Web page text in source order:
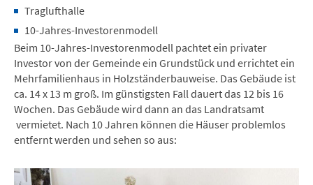
Traglufthalle
10-Jahres-Investorenmodell
Beim 10-Jahres-Investorenmodell pachtet ein privater
Investor von der Gemeinde ein Grundstück und errichtet ein
Mehrfamilienhaus in Holzständerbauweise. Das Gebäude ist
ca. 14 x 13 m groß. Im günstigsten Fall dauert das 12 bis 16
Wochen. Das Gebäude wird dann an das Landratsamt
vermietet. Nach 10 Jahren können die Häuser problemlos
entfernt werden und sehen so aus: